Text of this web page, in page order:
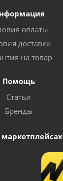
оплаты
доставки
на товар
Помощь
Статьи
Бренды